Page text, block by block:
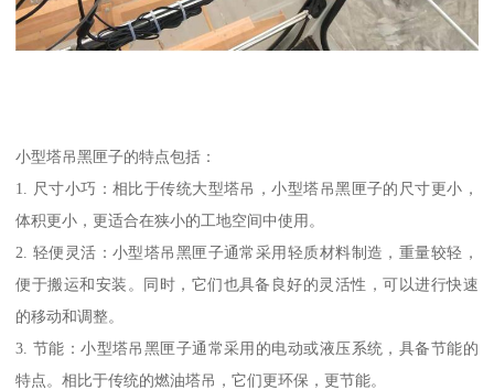
小型塔吊黑匣子的特点包括：
1. 尺寸小巧：相比于传统大型塔吊，小型塔吊黑匣子的尺寸更小，
体积更小，更适合在狭小的工地空间中使用。
2. 轻便灵活：小型塔吊黑匣子通常采用轻质材料制造，重量较轻，
便于搬运和安装。同时，它们也具备良好的灵活性，可以进行快速
的移动和调整。
3. 节能：小型塔吊黑匣子通常采用的电动或液压系统，具备节能的
特点。相比于传统的燃油塔吊，它们更环保，更节能。